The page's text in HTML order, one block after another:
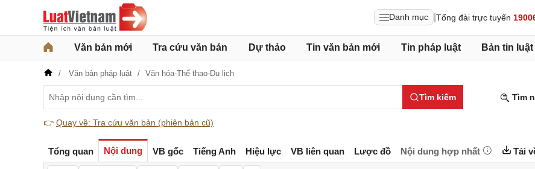
Danh mục Tổng đài trực tuyến
Văn bản mới Tra cứu văn bản Dự thảo Tin văn bản mới Tin pháp luật Bản tin luật
Văn bản pháp luật Văn hóa-Thể thao-Du lịch
Tìm kiếm Tìm
👉 Quay về: Tra cứu văn bản (phiên bản cũ)
Tổng quan Nội dung VB gốc Tiếng Anh Hiệu lực VB liên quan Lược đồ Nội dung hợp nhất Tải